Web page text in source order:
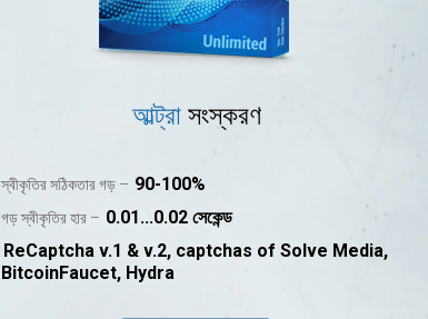
আল্ট্রাসংস্করণ
স্বীকৃতির সঠিকতার গড় – 90-100%
গড় স্বীকৃতির হার – 0.01...0.02 সেকেন্ড
ReCaptcha v.1 & v.2, captchas of Solve Media,
BitcoinFaucet, Hydra